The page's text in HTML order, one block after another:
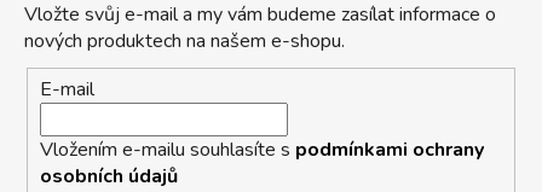
Vložte svůj e-mail a my vám budeme zasílat informace o
nových produktech na našem e-shopu.
E-mail
Vložením e-mailu souhlasíte s podmínkami ochrany
osobních údajů